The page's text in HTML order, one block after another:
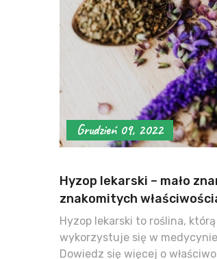
Grudzień 09, 2022
Hyzop lekarski – mało
znakomitych
Hyzop lekarski to roślina,
wykorzystuje się w
Dowiedz się więcej o